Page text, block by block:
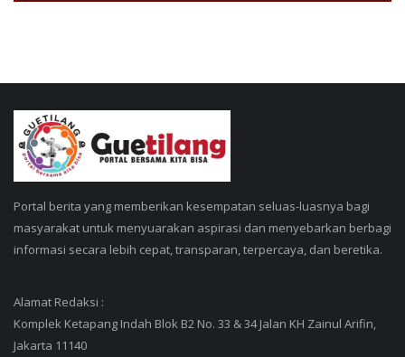
Portal berita yang memberikan kesempatan seluas-luasnya bagi
masyarakat untuk menyuarakan aspirasi dan menyebarkan berbagi
informasi secara lebih cepat, transparan, terpercaya, dan beretika.
Alamat Redaksi :
Komplek Ketapang Indah Blok B2 No. 33 & 34 Jalan KH Zainul Arifin,
Jakarta 11140